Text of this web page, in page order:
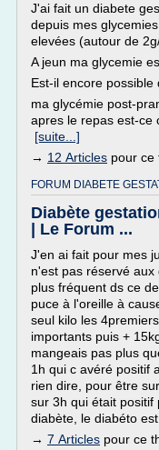
J'ai fait un diabete
depuis mes
elevées (autour de 2g/
A jeun ma glycemie
Est-il encore
ma glycémie post-
apres le repas est-ce
[suite...]
→ 12 Articles pour ce
FORUM DIABETE
Diabète
| Le Forum ...
J'en ai fait pour mes
n'est pas réservé
plus fréquent ds ce
puce à l'oreille à
seul kilo les
importants puis +
mangeais pas plus
1h qui c avéré positif
rien dire, pour être
sur 3h qui était positif
diabète, le diabéto
→ 7 Articles pour ce